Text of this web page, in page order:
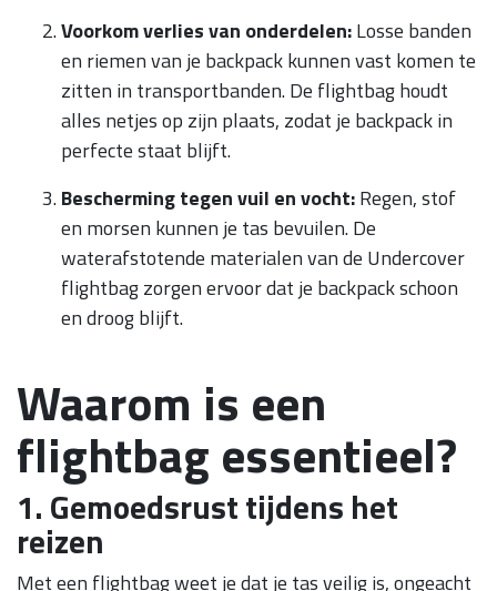
Voorkom verlies van onderdelen:Losse banden
en riemen van je backpack kunnen vast komen te
zitten in transportbanden. De flightbag houdt
alles netjes op zijn plaats, zodat je backpack in
perfecte staat blijft.
Bescherming tegen vuil en vocht:Regen, stof
en morsen kunnen je tas bevuilen. De
waterafstotende materialen van de Undercover
flightbag zorgen ervoor dat je backpack schoon
en droog blijft.
Waarom is een
flightbag essentieel?
1. Gemoedsrust tijdens het
reizen
Met een flightbag weet je dat je tas veilig is, ongeacht